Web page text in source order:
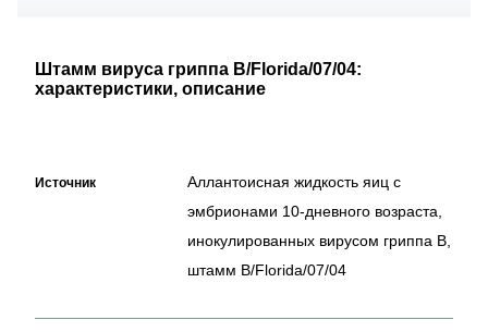
Штамм вируса гриппа B/Florida/07/04:
характеристики, описание
Источник
Аллантоисная жидкость яиц с
эмбрионами 10-дневного возраста,
инокулированных вирусом гриппа В,
штамм B/Florida/07/04